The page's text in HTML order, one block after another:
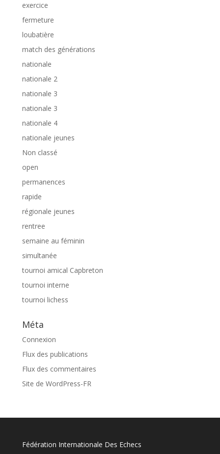
exercice
fermeture
loubatière
match des générations
nationale
nationale 2
nationale 3
nationale 3
nationale 4
nationale jeunes
Non classé
open
permanences
rapide
régionale jeunes
rentree
semaine au féminin
simultanée
tournoi amical Capbreton
tournoi interne
tournoi lichess
Méta
Connexion
Flux des publications
Flux des commentaires
Site de WordPress-FR
Fédération Internationale Des Echecs